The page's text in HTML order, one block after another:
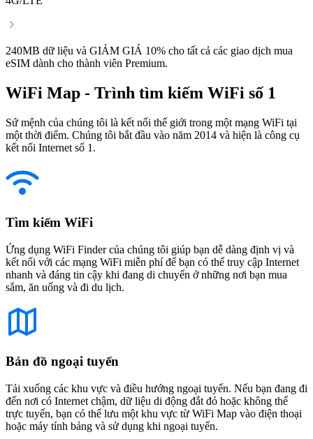
240MB dữ liệu và GIẢM GIÁ 10% cho tất cả các giao dịch mua
eSIM dành cho thành viên Premium.
WiFi Map - Trình tìm kiếm WiFi số 1
Sứ mệnh của chúng tôi là kết nối thế giới trong một mạng WiFi tại
một thời điểm. Chúng tôi bắt đầu vào năm 2014 và hiện là công cụ
kết nối Internet số 1.
Tìm kiếm WiFi
Ứng dụng WiFi Finder của chúng tôi giúp bạn dễ dàng định vị và
kết nối với các mạng WiFi miễn phí để bạn có thể truy cập Internet
nhanh và đáng tin cậy khi đang di chuyển ở những nơi bạn mua
sắm, ăn uống và đi du lịch.
Bản đồ ngoại tuyến
Tải xuống các khu vực và điều hướng ngoại tuyến. Nếu bạn đang đi
đến nơi có Internet chậm, dữ liệu di động đắt đỏ hoặc không thể
trực tuyến, bạn có thể lưu một khu vực từ WiFi Map vào điện thoại
hoặc máy tính bảng và sử dụng khi ngoại tuyến.